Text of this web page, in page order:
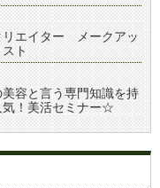
エイター メークアッ
ト
容と言う専門知識を持
気！美活セミナー☆